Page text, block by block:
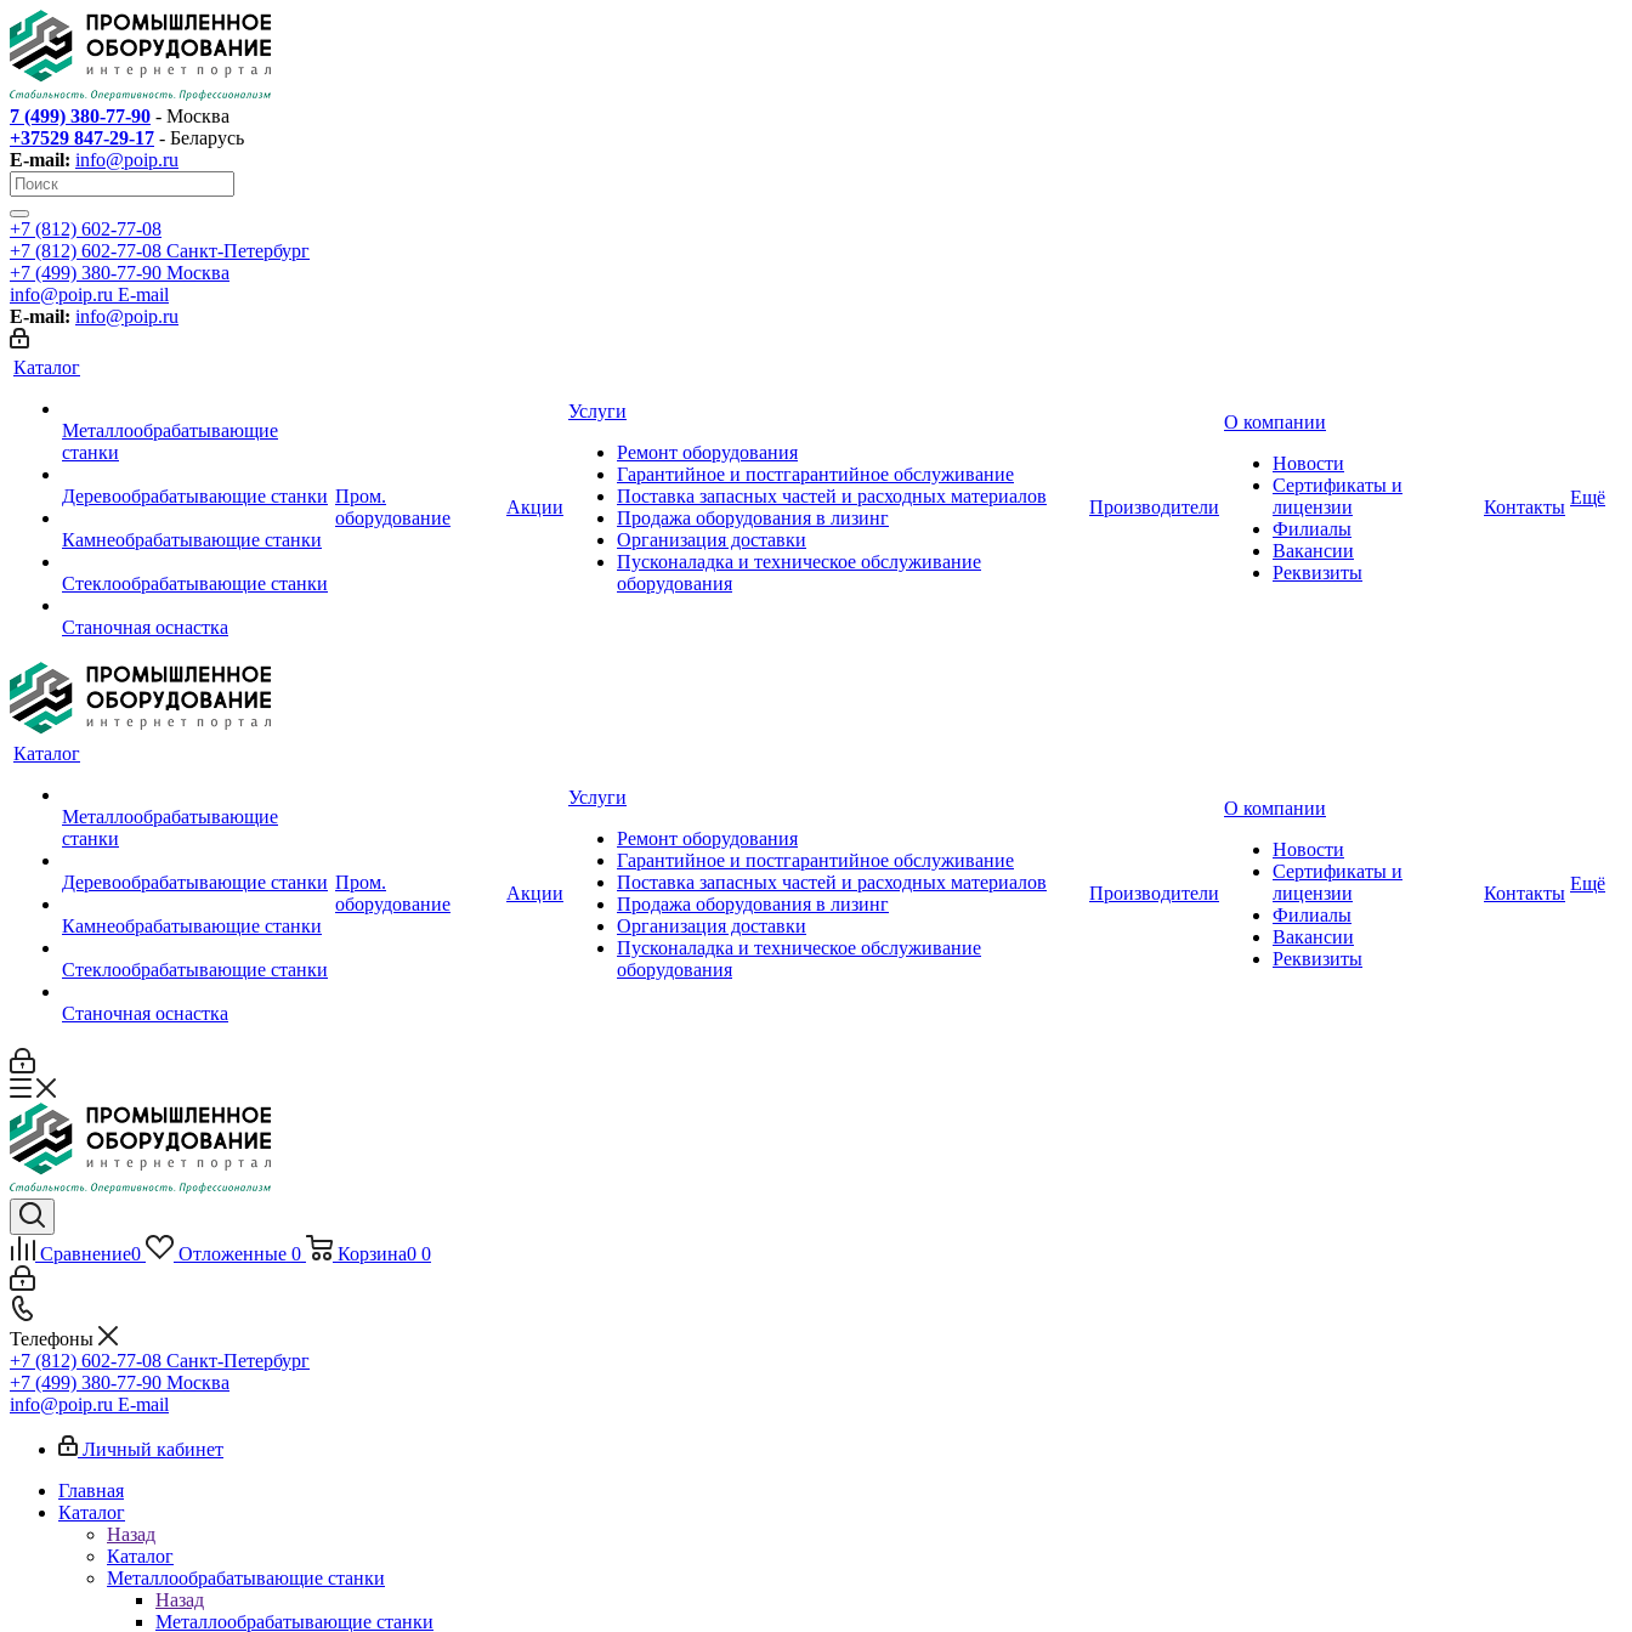
7 (499) 380-77-90 - Москва
+37529 847-29-17 - Беларусь
E-mail: info@poip.ru
+7 (812) 602-77-08
+7 (812) 602-77-08 Санкт-Петербург
+7 (499) 380-77-90 Москва
info@poip.ru E-mail
E-mail: info@poip.ru
Каталог
Металлообрабатывающие
станки
Деревообрабатывающие станки
Камнеобрабатывающие станки
Стеклообрабатывающие станки
Станочная оснастка
Пром.
оборудование
Акции
Услуги
Ремонт оборудования
Гарантийное и постгарантийное обслуживание
Поставка запасных частей и расходных материалов
Продажа оборудования в лизинг
Организация доставки
Пусконаладка и техническое обслуживание
оборудования
Производители
О компании
Новости
Сертификаты и
лицензии
Филиалы
Вакансии
Реквизиты
Контакты Ещё
Каталог
Металлообрабатывающие
станки
Деревообрабатывающие станки
Камнеобрабатывающие станки
Стеклообрабатывающие станки
Станочная оснастка
Пром.
оборудование
Акции
Услуги
Ремонт оборудования
Гарантийное и постгарантийное обслуживание
Поставка запасных частей и расходных материалов
Продажа оборудования в лизинг
Организация доставки
Пусконаладка и техническое обслуживание
оборудования
Производители
О компании
Новости
Сертификаты и
лицензии
Филиалы
Вакансии
Реквизиты
Контакты Ещё
Сравнение0 Отложенные 0 Корзина0 0
Телефоны
+7 (812) 602-77-08 Санкт-Петербург
+7 (499) 380-77-90 Москва
info@poip.ru E-mail
Личный кабинет
Главная
Каталог
Назад
Каталог
Металлообрабатывающие станки
Назад
Металлообрабатывающие станки